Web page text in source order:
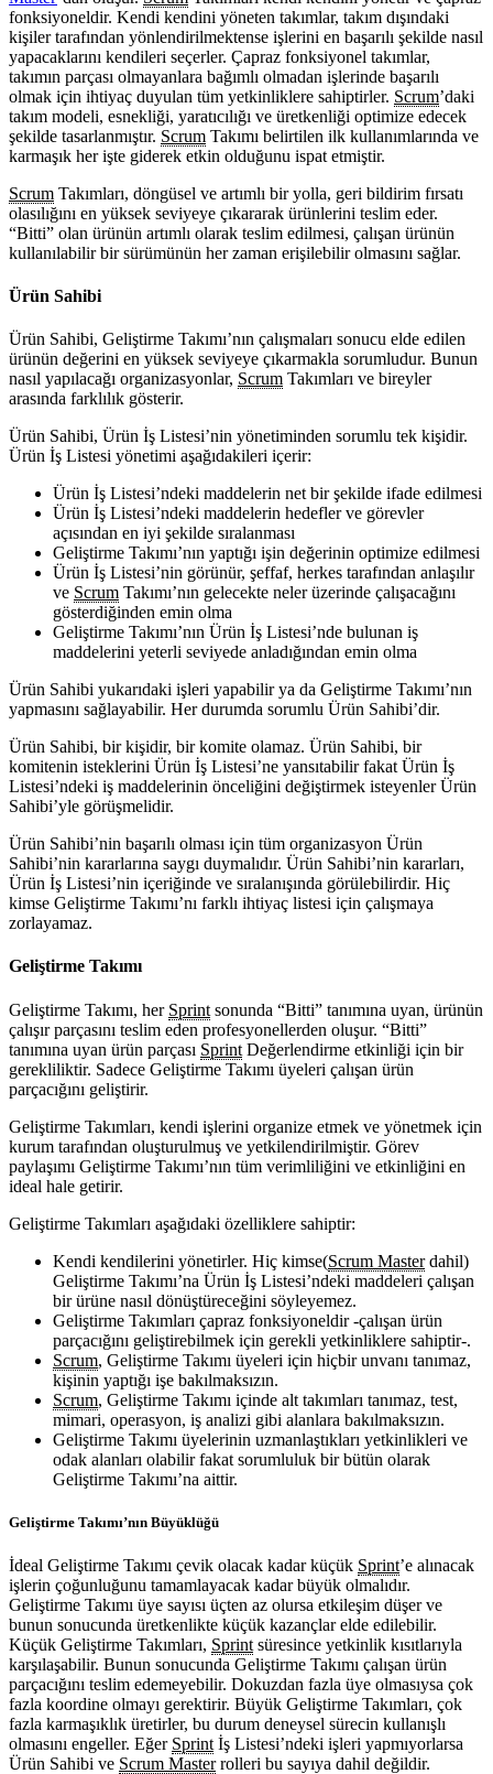
fonksiyoneldir. Kendi kendini yöneten takımlar, takım dışındaki
kişiler tarafından yönlendirilmektense işlerini en başarılı şekilde nasıl
yapacaklarını kendileri seçerler. Çapraz fonksiyonel takımlar,
takımın parçası olmayanlara bağımlı olmadan işlerinde başarılı
olmak için ihtiyaç duyulan tüm yetkinliklere sahiptirler. Scrum’daki
takım modeli, esnekliği, yaratıcılığı ve üretkenliği optimize edecek
şekilde tasarlanmıştır. Scrum Takımı belirtilen ilk kullanımlarında ve
karmaşık her işte giderek etkin olduğunu ispat etmiştir.
Scrum Takımları, döngüsel ve artımlı bir yolla, geri bildirim fırsatı
olasılığını en yüksek seviyeye çıkararak ürünlerini teslim eder.
“Bitti” olan ürünün artımlı olarak teslim edilmesi, çalışan ürünün
kullanılabilir bir sürümünün her zaman erişilebilir olmasını sağlar.
Ürün Sahibi
Ürün Sahibi, Geliştirme Takımı’nın çalışmaları sonucu elde edilen
ürünün değerini en yüksek seviyeye çıkarmakla sorumludur. Bunun
nasıl yapılacağı organizasyonlar, Scrum Takımları ve bireyler
arasında farklılık gösterir.
Ürün Sahibi, Ürün İş Listesi’nin yönetiminden sorumlu tek kişidir.
Ürün İş Listesi yönetimi aşağıdakileri içerir:
Ürün İş Listesi’ndeki maddelerin net bir şekilde ifade edilmesi
Ürün İş Listesi’ndeki maddelerin hedefler ve görevler
açısından en iyi şekilde sıralanması
Geliştirme Takımı’nın yaptığı işin değerinin optimize edilmesi
Ürün İş Listesi’nin görünür, şeffaf, herkes tarafından anlaşılır
ve Scrum Takımı’nın gelecekte neler üzerinde çalışacağını
gösterdiğinden emin olma
Geliştirme Takımı’nın Ürün İş Listesi’nde bulunan iş
maddelerini yeterli seviyede anladığından emin olma
Ürün Sahibi yukarıdaki işleri yapabilir ya da Geliştirme Takımı’nın
yapmasını sağlayabilir. Her durumda sorumlu Ürün Sahibi’dir.
Ürün Sahibi, bir kişidir, bir komite olamaz. Ürün Sahibi, bir
komitenin isteklerini Ürün İş Listesi’ne yansıtabilir fakat Ürün İş
Listesi’ndeki iş maddelerinin önceliğini değiştirmek isteyenler Ürün
Sahibi’yle görüşmelidir.
Ürün Sahibi’nin başarılı olması için tüm organizasyon Ürün
Sahibi’nin kararlarına saygı duymalıdır. Ürün Sahibi’nin kararları,
Ürün İş Listesi’nin içeriğinde ve sıralanışında görülebilirdir. Hiç
kimse Geliştirme Takımı’nı farklı ihtiyaç listesi için çalışmaya
zorlayamaz.
Geliştirme Takımı
Geliştirme Takımı, her Sprint sonunda “Bitti” tanımına uyan, ürünün
çalışır parçasını teslim eden profesyonellerden oluşur. “Bitti”
tanımına uyan ürün parçası Sprint Değerlendirme etkinliği için bir
gerekliliktir. Sadece Geliştirme Takımı üyeleri çalışan ürün
parçacığını geliştirir.
Geliştirme Takımları, kendi işlerini organize etmek ve yönetmek için
kurum tarafından oluşturulmuş ve yetkilendirilmiştir. Görev
paylaşımı Geliştirme Takımı’nın tüm verimliliğini ve etkinliğini en
ideal hale getirir.
Geliştirme Takımları aşağıdaki özelliklere sahiptir:
Kendi kendilerini yönetirler. Hiç kimse(Scrum Masterdahil)
Geliştirme Takımı’na Ürün İş Listesi’ndeki maddeleri çalışan
bir ürüne nasıl dönüştüreceğini söyleyemez.
Geliştirme Takımları çapraz fonksiyoneldir -çalışan ürün
parçacığını geliştirebilmek için gerekli yetkinliklere sahiptir-.
Scrum, Geliştirme Takımı üyeleri için hiçbir unvanı tanımaz,
kişinin yaptığı işe bakılmaksızın.
Scrum, Geliştirme Takımı içinde alt takımları tanımaz, test,
mimari, operasyon, iş analizi gibi alanlara bakılmaksızın.
Geliştirme Takımı üyelerinin uzmanlaştıkları yetkinlikleri ve
odak alanları olabilir fakat sorumluluk bir bütün olarak
Geliştirme Takımı’na aittir.
Geliştirme Takımı’nın Büyüklüğü
İdeal Geliştirme Takımı çevik olacak kadar küçük Sprint’e alınacak
işlerin çoğunluğunu tamamlayacak kadar büyük olmalıdır.
Geliştirme Takımı üye sayısı üçten az olursa etkileşim düşer ve
bunun sonucunda üretkenlikte küçük kazançlar elde edilebilir.
Küçük Geliştirme Takımları, Sprint süresince yetkinlik kısıtlarıyla
karşılaşabilir. Bunun sonucunda Geliştirme Takımı çalışan ürün
parçacığını teslim edemeyebilir. Dokuzdan fazla üye olmasıysa çok
fazla koordine olmayı gerektirir. Büyük Geliştirme Takımları, çok
fazla karmaşıklık üretirler, bu durum deneysel sürecin kullanışlı
olmasını engeller. Eğer Sprint İş Listesi’ndeki işleri yapmıyorlarsa
Ürün Sahibi ve Scrum Masterrolleri bu sayıya dahil değildir.